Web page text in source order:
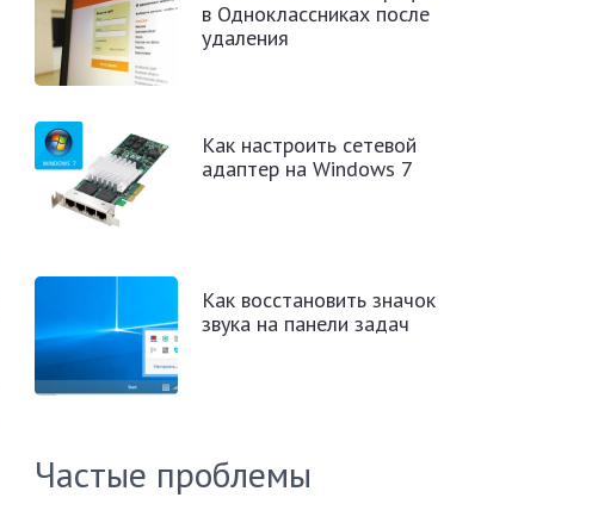
в Одноклассниках после
удаления
Как настроить сетевой
адаптер на Windows 7
Как восстановить значок
звука на панели задач
Частые проблемы